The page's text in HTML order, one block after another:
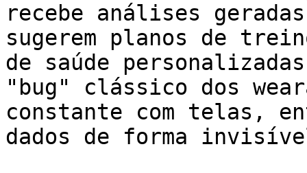
recebe análises
sugerem planos de
de saúde
"bug" clássico dos
constante com telas,
dados de forma